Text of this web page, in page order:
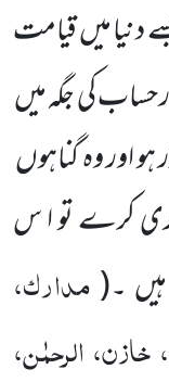
دنیا میںقیامت
کی جگہ میں
اور وہ گناہوں
کرے تو ا س
ہیں ۔(مدارک،
، خازن، الرحمٰن،